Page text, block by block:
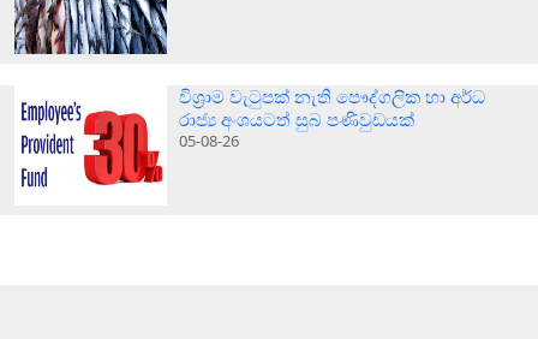
විශ්‍රාම වැටුපක් නැති පෞද්ගලික හා අර්ධ
රාජ්‍ය අංශයටත් සුබ පණිවුඩයක්
05-08-26